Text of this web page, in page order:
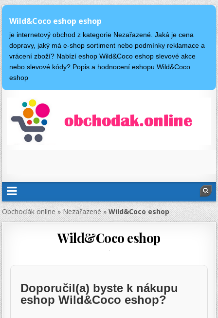
Wild&Coco eshop eshop
je internetový obchod z kategorie Nezařazené. Jaká je cena
dopravy, jaký má e-shop sortiment nebo podmínky reklamace a
vrácení zboží? Nabízí eshop Wild&Coco eshop slevové akce
nebo slevové kódy? Popis a hodnocení eshopu Wild&Coco
eshop
Obchoďák online»Nezařazené»Wild&Coco eshop
Wild&Coco eshop
Doporučil(a) byste k nákupu
eshop Wild&Coco eshop?